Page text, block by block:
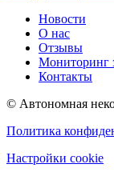
Новости
О нас
Отзывы
Мониторинг
Контакты
© Автономная
Политика
Настройки cookie